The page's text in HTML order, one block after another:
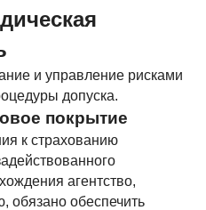
и управление рисками
допуска.
покрытие
к страхованию
агентство,
обязано обеспечить